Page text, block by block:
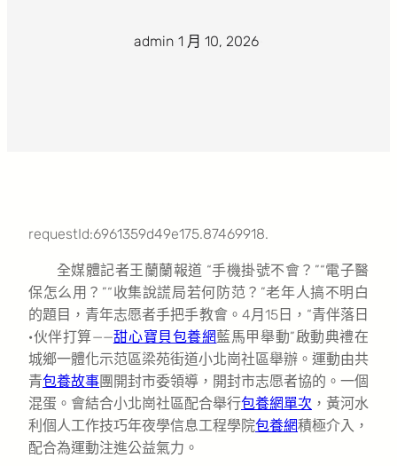
admin 1 月 10, 2026
requestId:6961359d49e175.87469918.
全媒體記者王蘭蘭報道 “手機掛號不會？”“電子醫
保怎么用？”“收集說謊局若何防范？”老年人搞不明白
的題目，青年志愿者手把手教會。4月15日，“青伴落日
·伙伴打算——甜心寶貝包養網藍馬甲舉動”啟動典禮在
城鄉一體化示范區梁苑街道小北崗社區舉辦。運動由共
青包養故事團開封市委領導，開封市志愿者協的。一個
混蛋。會結合小北崗社區配合舉行包養網單次 ，黃河水
利個人工作技巧年夜學信息工程學院包養網積極介入，
配合為運動注進公益氣力。